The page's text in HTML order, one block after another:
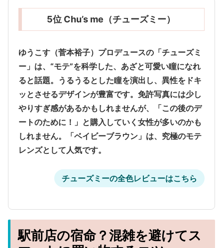
5位 Chu’s me（チューズミー）
ゆうこす（菅本裕子）プロデュースの「チューズミ
ー」は、 “モテ”を科学した、あざと可愛い瞳になれ
ると話題。うるうるとした瞳を演出し、異性をドキ
ッとさせるデザインが豊富です。免許写真には少し
やりすぎ感があるかもしれませんが、「この後のデ
ートのために！」と購入していく女性が多いのかも
しれません。「ベイビーブラウン」は、究極のモテ
レンズとして人気です。
チューズミーの全色レビューはこちら
駅前店の宿命？混雑を避けてス